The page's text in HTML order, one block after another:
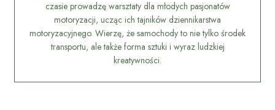
czasie prowadzę warsztaty dla młodych pasjonatów
motoryzacji, ucząc ich tajników dziennikarstwa
motoryzacyjnego. Wierzę, że samochody to nie tylko środek
transportu, ale także forma sztuki i wyraz ludzkiej
kreatywności.